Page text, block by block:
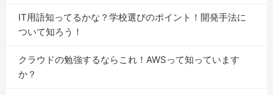
IT用語知ってるかな？学校選びのポイント！開発手法に
ついて知ろう！
クラウドの勉強するならこれ！AWSって知っています
か？